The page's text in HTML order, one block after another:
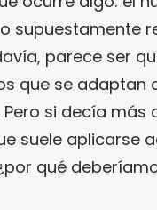
supuestamente
parece ser
que se adaptan
Pero si decía
suele aplicarse
qué